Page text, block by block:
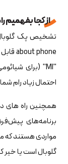
از کجا بفهمیم
تشخیص پک
احتمال زیاد رام
همچنین راه های
برنامه‌های
مواردی هستند که
گلوبال است یا